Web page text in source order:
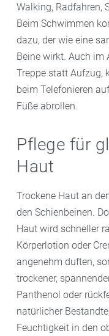
Walking, Radfahren,
Beim Schwimmen
dazu, der wie eine
Beine wirkt. Auch im
Treppe statt Aufzug,
beim Telefonieren
Füße abrollen.
Pflege für
Haut
Trockene Haut an
den Schienbeinen.
Haut wird schneller
Körperlotion oder
angenehm duften,
trockener,
Panthenol oder
natürlicher
Feuchtigkeit in den